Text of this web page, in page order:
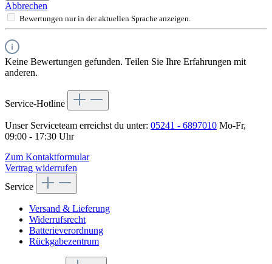
Abbrechen
Bewertungen nur in der aktuellen Sprache anzeigen.
Keine Bewertungen gefunden. Teilen Sie Ihre Erfahrungen mit
anderen.
Service-Hotline
Unser Serviceteam erreichst du unter: 05241 - 6897010 Mo-Fr,
09:00 - 17:30 Uhr
Zum Kontaktformular
Vertrag widerrufen
Service
Versand & Lieferung
Widerrufsrecht
Batterieverordnung
Rückgabezentrum